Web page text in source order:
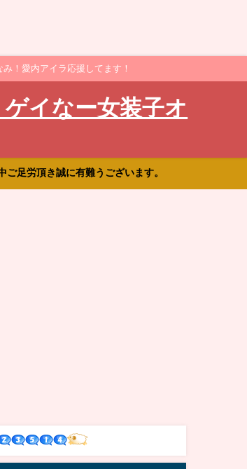
！愛内アイラ応援してます！
イなー女装子オ
足労頂き誠に有難うございます。